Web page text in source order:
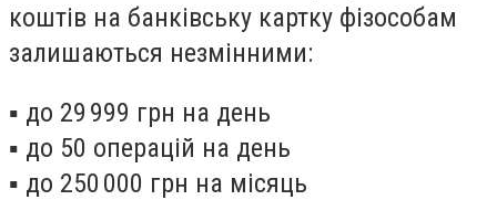
коштів на банківську картку фізособам
залишаються незмінними:
▪️ до 29 999 грн на день
▪️ до 50 операцій на день
▪️ до 250 000 грн на місяць